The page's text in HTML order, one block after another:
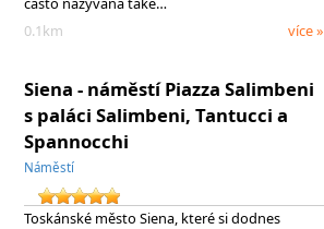
0.1km
více »
Siena - náměstí Piazza Salimbeni
s paláci Salimbeni, Tantucci a
Spannocchi
Náměstí
Toskánské město Siena, které si dodnes